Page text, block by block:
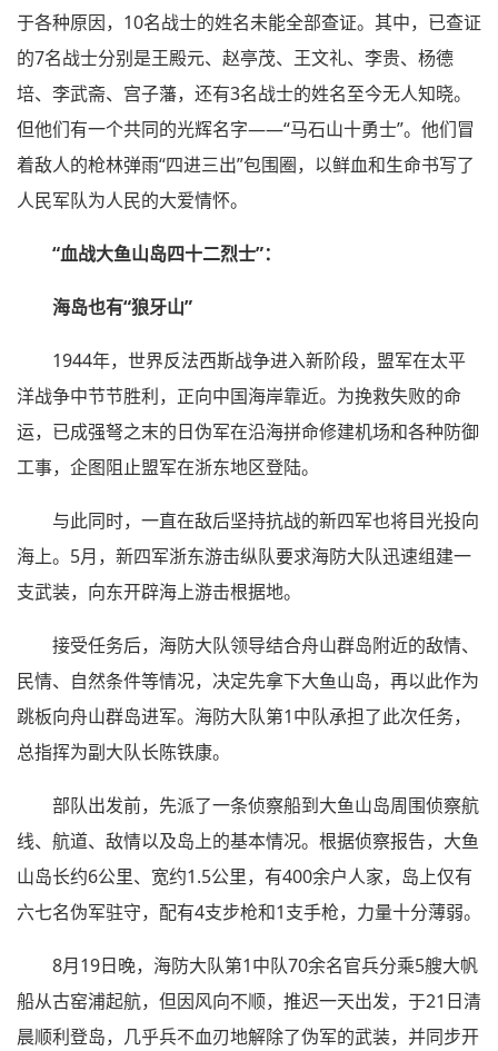
于各种原因，10名战士的姓名未能全部查证。其中，已查证
的7名战士分别是王殿元、赵亭茂、王文礼、李贵、杨德
培、李武斋、宫子藩，还有3名战士的姓名至今无人知晓。
但他们有一个共同的光辉名字——“马石山十勇士”。他们冒
着敌人的枪林弹雨“四进三出”包围圈，以鲜血和生命书写了
人民军队为人民的大爱情怀。
“血战大鱼山岛四十二烈士”：
海岛也有“狼牙山”
1944年，世界反法西斯战争进入新阶段，盟军在太平
洋战争中节节胜利，正向中国海岸靠近。为挽救失败的命
运，已成强弩之末的日伪军在沿海拼命修建机场和各种防御
工事，企图阻止盟军在浙东地区登陆。
与此同时，一直在敌后坚持抗战的新四军也将目光投向
海上。5月，新四军浙东游击纵队要求海防大队迅速组建一
支武装，向东开辟海上游击根据地。
接受任务后，海防大队领导结合舟山群岛附近的敌情、
民情、自然条件等情况，决定先拿下大鱼山岛，再以此作为
跳板向舟山群岛进军。海防大队第1中队承担了此次任务，
总指挥为副大队长陈铁康。
部队出发前，先派了一条侦察船到大鱼山岛周围侦察航
线、航道、敌情以及岛上的基本情况。根据侦察报告，大鱼
山岛长约6公里、宽约1.5公里，有400余户人家，岛上仅有
六七名伪军驻守，配有4支步枪和1支手枪，力量十分薄弱。
8月19日晚，海防大队第1中队70余名官兵分乘5艘大帆
船从古窑浦起航，但因风向不顺，推迟一天出发，于21日清
晨顺利登岛，几乎兵不血刃地解除了伪军的武装，并同步开